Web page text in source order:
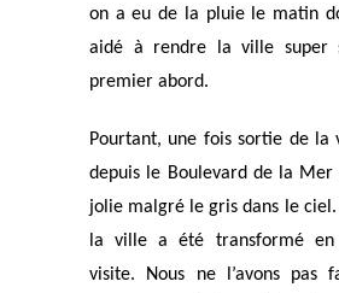
on a eu de la pluie le matin
aidé à rendre la ville super
premier abord.
Pourtant, une fois sortie de la
depuis le Boulevard de la
jolie malgré le gris dans le ciel.
la ville a été transformé
visite. Nous ne l’avons pas